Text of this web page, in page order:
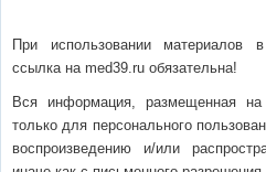
При использовании материалов
ссылка на med39.ru обязательна!
Вся информация, размещенная на
только для персонального
воспроизведению и/или